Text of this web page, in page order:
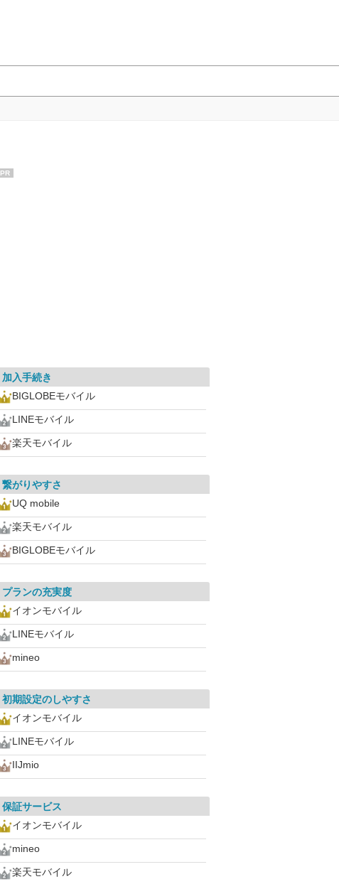
PR
加入手続き
BIGLOBEモバイル
LINEモバイル
楽天モバイル
繋がりやすさ
UQ mobile
楽天モバイル
BIGLOBEモバイル
プランの充実度
イオンモバイル
LINEモバイル
mineo
初期設定のしやすさ
イオンモバイル
LINEモバイル
IIJmio
保証サービス
イオンモバイル
mineo
楽天モバイル